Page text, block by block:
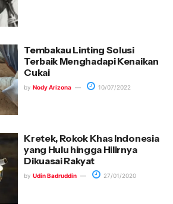
Tembakau Linting Solusi
Terbaik Menghadapi Kenaikan
Cukai
by Nody Arizona 10/07/2022
Kretek, Rokok Khas Indonesia
yang Hulu hingga Hilirnya
Dikuasai Rakyat
by Udin Badruddin 27/01/2020